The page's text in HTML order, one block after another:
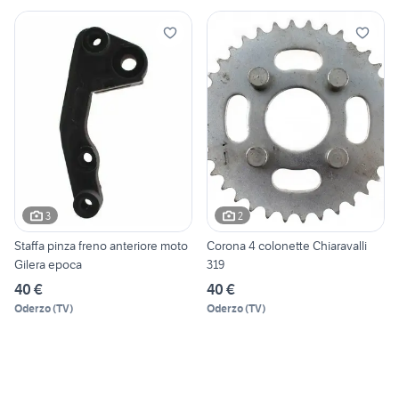
3
Staffa pinza freno anteriore moto
Gilera epoca
40 €
Oderzo(TV)
2
Corona 4 colonette Chiaravalli
319
40 €
Oderzo(TV)